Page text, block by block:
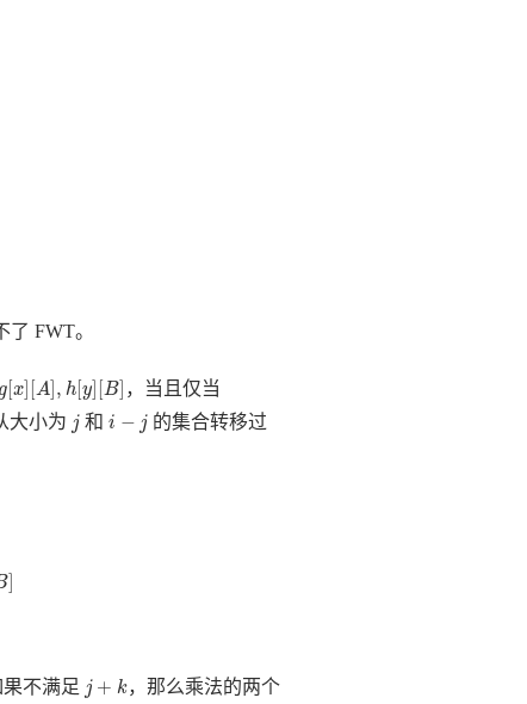
FWT。
g[x] [A], h[y] [B]
[ ] [A] h[ y [ B] ，当且仅当
大小为 j
j 和i − j
i−
的集合转移过
不满足 j + k
j+ k ，那么乘法的两个